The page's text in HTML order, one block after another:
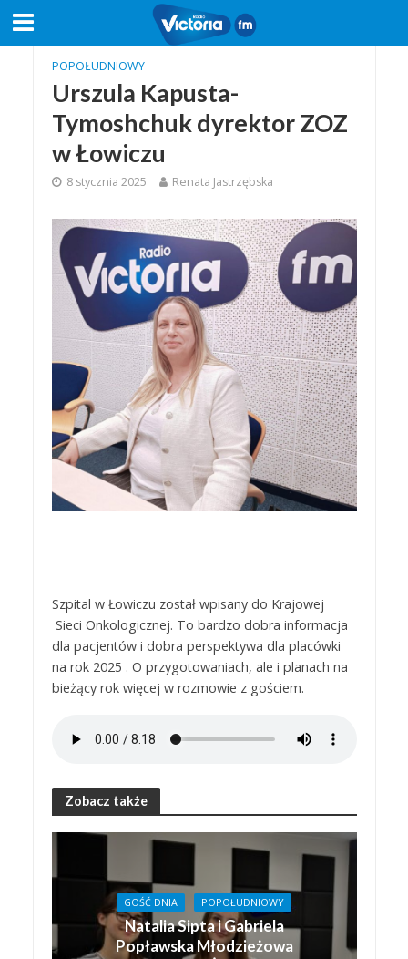
POPOŁUDNIOWY
Urszula Kapusta-
Tymoshchuk dyrektor ZOZ
w Łowiczu
8 stycznia 2025 Renata Jastrzębska
Szpital w Łowiczu został wpisany do Krajowej
Sieci Onkologicznej. To bardzo dobra informacja
dla pacjentów i dobra perspektywa dla placówki
na rok 2025 . O przygotowaniach, ale i planach na
bieżący rok więcej w rozmowie z gościem.
Zobacz także
GOŚĆ DNIA POPOŁUDNIOWY
Natalia Sipta i Gabriela
Popławska Młodzieżowa